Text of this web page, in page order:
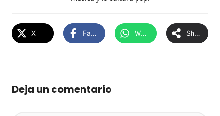
X Facebook WhatsApp Share
Deja un comentario